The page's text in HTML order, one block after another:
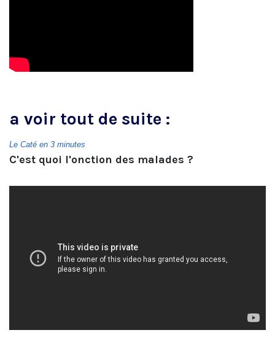
a voir tout de suite :
Le Caté en 3 minutes
C'est quoi l'onction des malades ?